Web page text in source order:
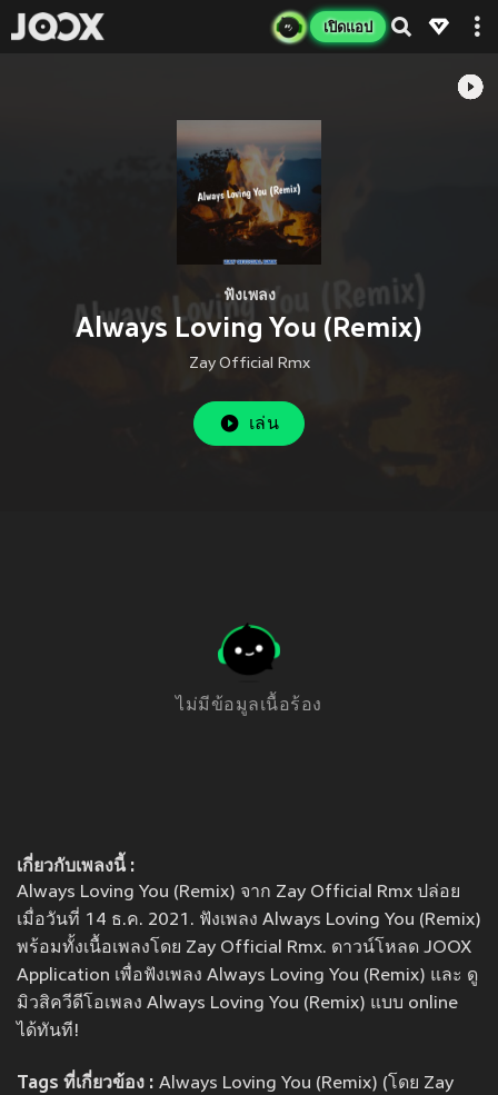
เปิดแอป
ฟังเพลง
Always Loving You (Remix)
Zay Official Rmx
เล่น
ไม่มีข้อมูลเนื้อร้อง
เกี่ยวกับเพลงนี้ :
Always Loving You (Remix) จาก Zay Official Rmx ปล่อย
เมื่อวันที่ 14 ธ.ค. 2021. ฟังเพลง Always Loving You (Remix)
พร้อมทั้งเนื้อเพลงโดย Zay Official Rmx. ดาวน์โหลด JOOX
Application เพื่อฟังเพลง Always Loving You (Remix) และ ดู
มิวสิควีดีโอเพลง Always Loving You (Remix) แบบ online
ได้ทันที!
Tags ที่เกี่ยวข้อง : Always Loving You (Remix) (โดย Zay